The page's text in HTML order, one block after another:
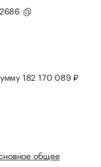
182 170 089 ₽
общее